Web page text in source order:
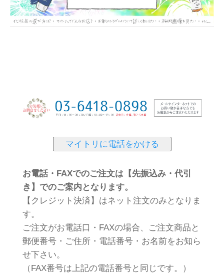
マイトリに電話をかける
お電話・FAXでのご注文は【先振込み・代引
き】でのご案内となります。
【クレジット決済】はネット注文のみとなりま
す。
ご注文がお電話口・FAXの場合、ご注文商品と
郵便番号・ご住所・電話番号・お名前をお知ら
せ下さい。
（FAX番号は上記の電話番号と同じです。）